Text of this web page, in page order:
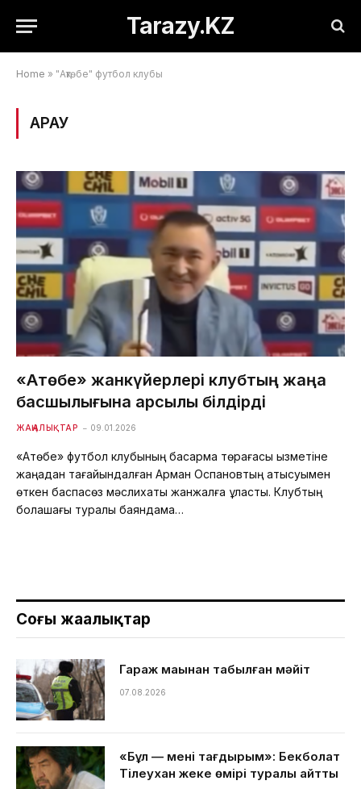
Tarazy.KZ
Home » "Ақтөбе" футбол клубы
ҚАРАУ
«Ақтөбе» жанкүйерлері клубтың жаңа
басшылығына қарсылық білдірді
ЖАҢАЛЫҚТАР 09.01.2026
«Ақтөбе» футбол клубының басқарма төрағасы қызметіне
жаңадан тағайындалған Арман Оспановтың қатысуымен
өткен баспасөз мәслихаты жанжалға ұласты. Клубтың
болашағы туралы баяндама…
Соңғы жаңалықтар
Гараж маңынан табылған мәйіт
07.08.2026
«Бұл — менің тағдырым»: Бекболат
Тілеухан жеке өмірі туралы айтты